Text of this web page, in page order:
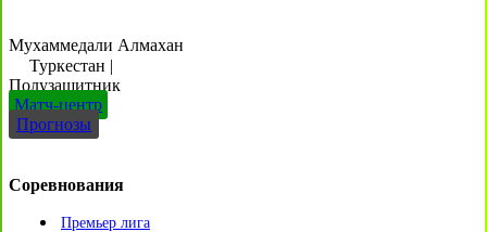
Мухаммедали Алмахан
Туркестан |
Полузащитник
Матч-центр
Прогнозы
Соревнования
Премьер лига